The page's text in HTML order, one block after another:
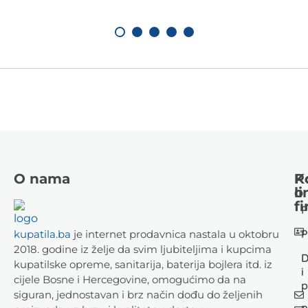
O nama
kupatila.ba je internet prodavnica nastala u oktobru
2018. godine iz želje da svim ljubiteljima i kupcima
kupatilske opreme, sanitarija, baterija bojlera itd. iz
cijele Bosne i Hercegovine, omogućimo da na
siguran, jednostavan i brz način dođu do željenih
i
o